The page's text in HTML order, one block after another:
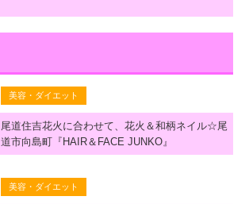
美容・ダイエット
尾道住吉花火に合わせて、花火＆和柄ネイル☆尾
道市向島町『HAIR＆FACE JUNKO』
美容・ダイエット